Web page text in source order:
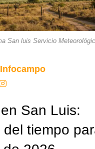
San luis Servicio
Infocampo
San Luis:
tiempo